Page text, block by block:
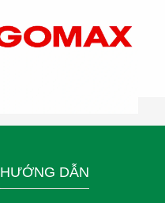
HƯỚNG DẪN